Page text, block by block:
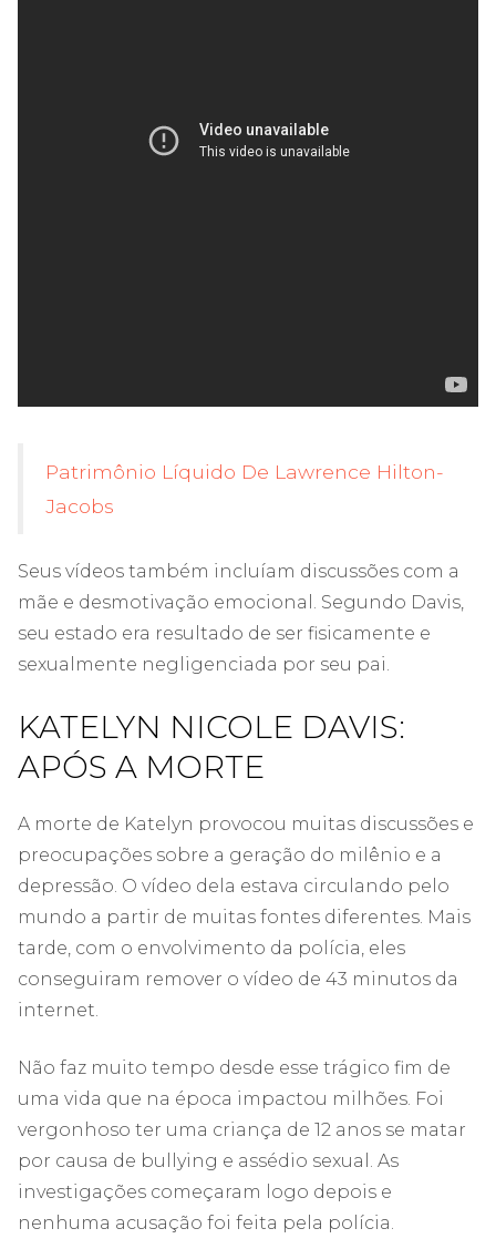
Patrimônio Líquido De Lawrence Hilton-
Jacobs
Seus vídeos também incluíam discussões com a
mãe e desmotivação emocional. Segundo Davis,
seu estado era resultado de ser fisicamente e
sexualmente negligenciada por seu pai.
KATELYN NICOLE DAVIS:
APÓS A MORTE
A morte de Katelyn provocou muitas discussões e
preocupações sobre a geração do milênio e a
depressão. O vídeo dela estava circulando pelo
mundo a partir de muitas fontes diferentes. Mais
tarde, com o envolvimento da polícia, eles
conseguiram remover o vídeo de 43 minutos da
internet.
Não faz muito tempo desde esse trágico fim de
uma vida que na época impactou milhões. Foi
vergonhoso ter uma criança de 12 anos se matar
por causa de bullying e assédio sexual. As
investigações começaram logo depois e
nenhuma acusação foi feita pela polícia.